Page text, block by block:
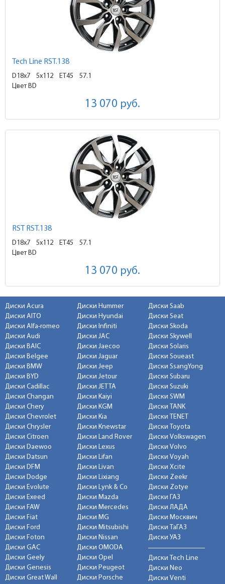
Tech Line RST.138
D18x7 5x112 ET45
57.1
Цвет BD
13 070 руб.
RST RST.138
D18x7 5x112 ET45
57.1
Цвет BD
13 070 руб.
Диски Acura
Диски AITO
Диски Alfa-romeo
Диски Audi
Диски BAIC
Диски Belgee
Диски BMW
Диски BYD
Диски Cadillac
Диски Changan
Диски Chery
Диски Chevrolet
Диски Chrysler
Диски Citroen
Диски Daewoo
Диски Datsun
Диски DFM
Диски Dodge
Диски Evolute
Диски Exeed
Диски FAW
Диски Fiat
Диски Ford
Диски Foton
Диски GAC
Диски Geely
Диски Genesis
Диски Great Wall
Диски Hummer
Диски Hyundai
Диски Infiniti
Диски JAC
Диски Jaecoo
Диски Jaguar
Диски Jeep
Диски Jetour
Диски JETTA
Диски Kaiyi
Диски KGM
Диски Kia
Диски Knewstar
Диски Land Rover
Диски Lexus
Диски Lifan
Диски Livan
Диски Lixiang
Диски Lynk & Co
Диски Mazda
Диски Mercedes
Диски MG
Диски Mitsubishi
Диски Nissan
Диски OMODA
Диски Opel
Диски Peugeot
Диски Porsche
Диски Saab
Диски Seat
Диски Skoda
Диски Skywell
Диски Solaris
Диски Soueast
Диски SsangYong
Диски Subaru
Диски Suzuki
Диски SWM
Диски TANK
Диски TENET
Диски Toyota
Диски Volkswagen
Диски Volvo
Диски Voyah
Диски Xcite
Диски Zeekr
Диски Zotye
Диски ГАЗ
Диски ЛАДА
Диски Москвич
Диски ТаГАЗ
Диски УАЗ
Диски Tech Line
Диски Neo
Диски Venti